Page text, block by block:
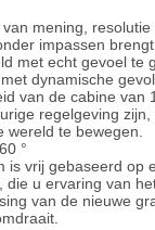
mening,
impassen
met echt gevoel te
dynamische
van de cabine van
regelgeving
wereld te bewegen.
°
is vrij gebaseerd op
die u ervaring van
van de nieuwe